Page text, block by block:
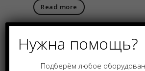
Read more
Нужна помощь?
Подберём любое